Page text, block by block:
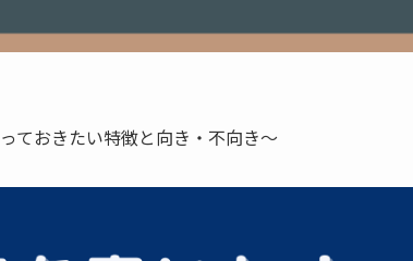
ておきたい特徴と向き・不向き～